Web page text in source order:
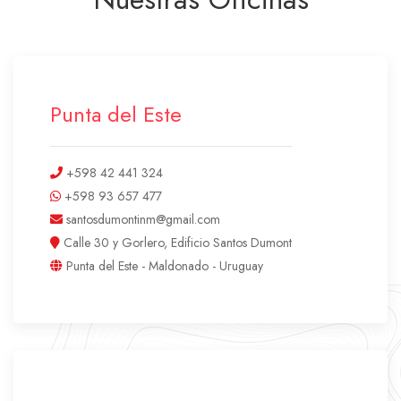
Punta del Este
+598 42 441 324
+598 93 657 477
santosdumontinm@gmail.com
Calle 30 y Gorlero, Edificio Santos Dumont
Punta del Este - Maldonado - Uruguay